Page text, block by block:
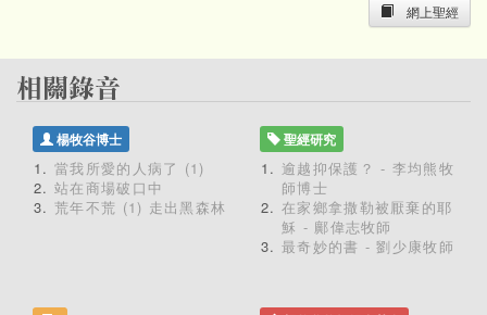
網上聖經
楊牧谷博士
當我所愛的人病了 (1)
站在商場破口中
荒年不荒 (1) 走出黑森林
聖經研究
逾越抑保護？ - 李均熊牧
師博士
在家鄉拿撒勒被厭棄的耶
穌 - 鄺偉志牧師
最奇妙的書 - 劉少康牧師